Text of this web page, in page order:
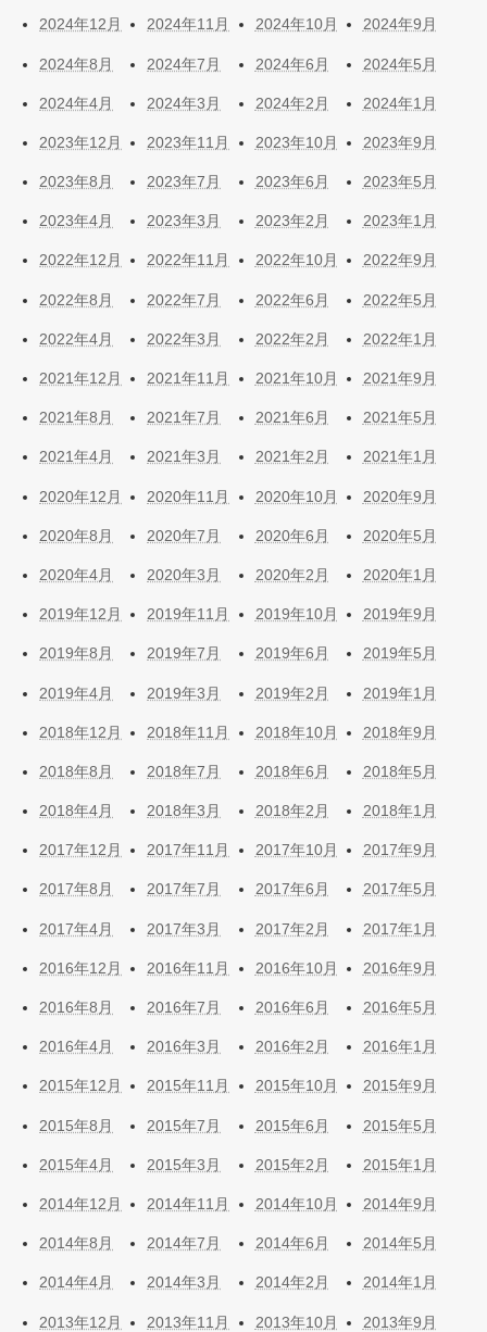
2024年12月 2024年11月 2024年10月 2024年9月
2024年8月 2024年7月 2024年6月 2024年5月
2024年4月 2024年3月 2024年2月 2024年1月
2023年12月 2023年11月 2023年10月 2023年9月
2023年8月 2023年7月 2023年6月 2023年5月
2023年4月 2023年3月 2023年2月 2023年1月
2022年12月 2022年11月 2022年10月 2022年9月
2022年8月 2022年7月 2022年6月 2022年5月
2022年4月 2022年3月 2022年2月 2022年1月
2021年12月 2021年11月 2021年10月 2021年9月
2021年8月 2021年7月 2021年6月 2021年5月
2021年4月 2021年3月 2021年2月 2021年1月
2020年12月 2020年11月 2020年10月 2020年9月
2020年8月 2020年7月 2020年6月 2020年5月
2020年4月 2020年3月 2020年2月 2020年1月
2019年12月 2019年11月 2019年10月 2019年9月
2019年8月 2019年7月 2019年6月 2019年5月
2019年4月 2019年3月 2019年2月 2019年1月
2018年12月 2018年11月 2018年10月 2018年9月
2018年8月 2018年7月 2018年6月 2018年5月
2018年4月 2018年3月 2018年2月 2018年1月
2017年12月 2017年11月 2017年10月 2017年9月
2017年8月 2017年7月 2017年6月 2017年5月
2017年4月 2017年3月 2017年2月 2017年1月
2016年12月 2016年11月 2016年10月 2016年9月
2016年8月 2016年7月 2016年6月 2016年5月
2016年4月 2016年3月 2016年2月 2016年1月
2015年12月 2015年11月 2015年10月 2015年9月
2015年8月 2015年7月 2015年6月 2015年5月
2015年4月 2015年3月 2015年2月 2015年1月
2014年12月 2014年11月 2014年10月 2014年9月
2014年8月 2014年7月 2014年6月 2014年5月
2014年4月 2014年3月 2014年2月 2014年1月
2013年12月 2013年11月 2013年10月 2013年9月